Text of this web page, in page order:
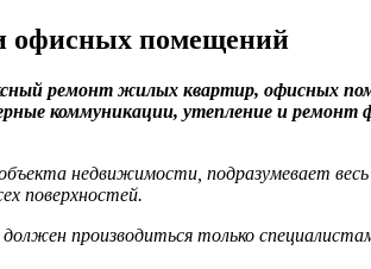
офисных помещений
ремонт жилых квартир, офисных
коммуникации, утепление и ремонт
недвижимости, подразумевает
поверхностей.
производиться только